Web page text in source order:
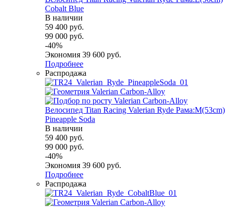
Cobalt Blue
В наличии
59 400 руб.
99 000 руб.
-40%
Экономия 39 600 руб.
Подробнее
Распродажа
Велосипед Titan Racing Valerian Ryde Рама:M(53cm)
Pineapple Soda
В наличии
59 400 руб.
99 000 руб.
-40%
Экономия 39 600 руб.
Подробнее
Распродажа